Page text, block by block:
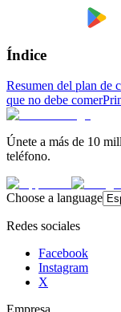
Índice
Resumen del plan de
que no debe comer
Únete a más de 10
teléfono.
Choose a language
Redes sociales
Facebook
Instagram
X